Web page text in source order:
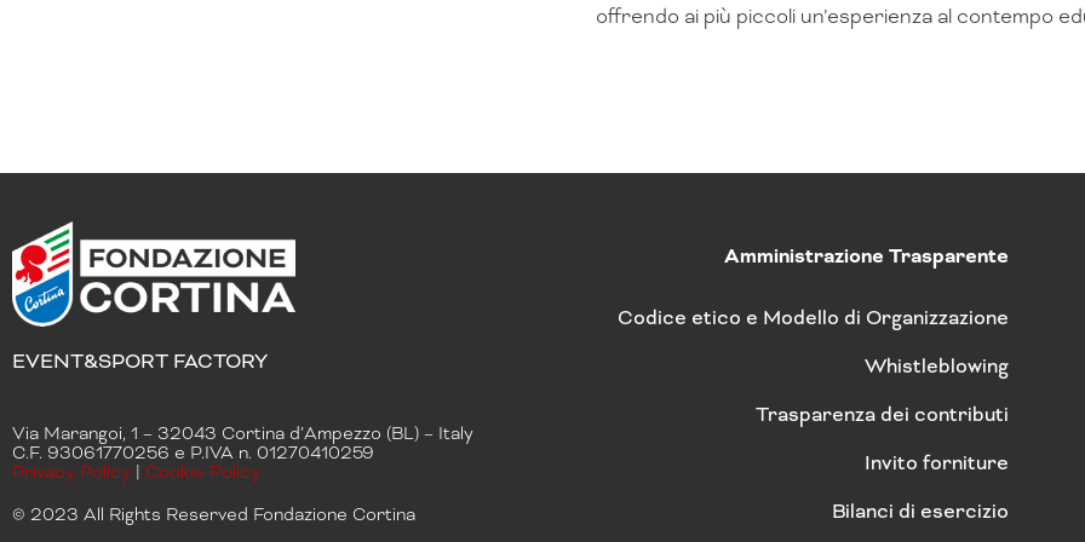
offrendo ai più piccoli un’esperienza al contempo
EVENT&SPORT FACTORY
Via Marangoi, 1 – 32043 Cortina d’Ampezzo (BL) – Italy
C.F. 93061770256 e P.IVA n. 01270410259
Privacy Policy | Cookie Policy
© 2023 All Rights Reserved Fondazione Cortina
Amministrazione Trasparente
Codice etico e Modello di Organizzazione
Whistleblowing
Trasparenza dei contributi
Invito forniture
Bilanci di esercizio